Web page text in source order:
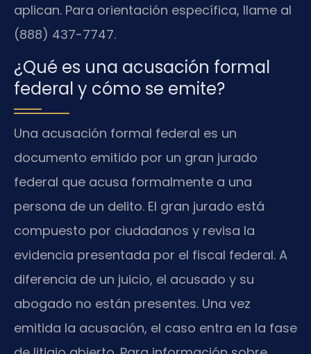
aplican. Para orientación específica, llame al
(888) 437-7747.
¿Qué es una acusación formal
federal y cómo se emite?
Una acusación formal federal es un
documento emitido por un gran jurado
federal que acusa formalmente a una
persona de un delito. El gran jurado está
compuesto por ciudadanos y revisa la
evidencia presentada por el fiscal federal. A
diferencia de un juicio, el acusado y su
abogado no están presentes. Una vez
emitida la acusación, el caso entra en la fase